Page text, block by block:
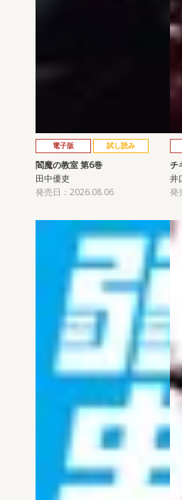
電子版 試し読み
閻魔の教室 第6巻
田中優吏
発売日：2026.08.06
チ
井
発